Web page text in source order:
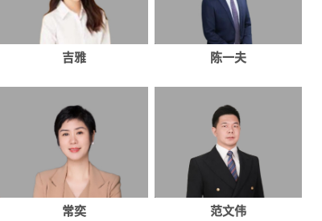
吉雅 陈一夫
常奕 范文伟